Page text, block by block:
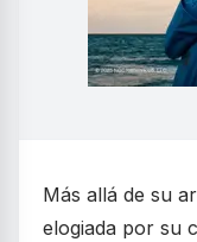
Más allá de su
elogiada por su